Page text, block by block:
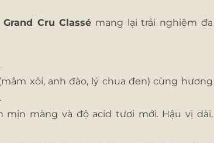
Cru Classé mang lại trải nghiệm đa
xôi, anh đào, lý chua đen) cùng hương
màng và độ acid tươi mới. Hậu vị dài,